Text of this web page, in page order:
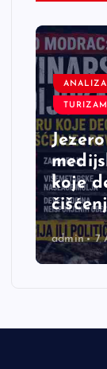
ANALIZA
TURIZAM
koje
admin 7